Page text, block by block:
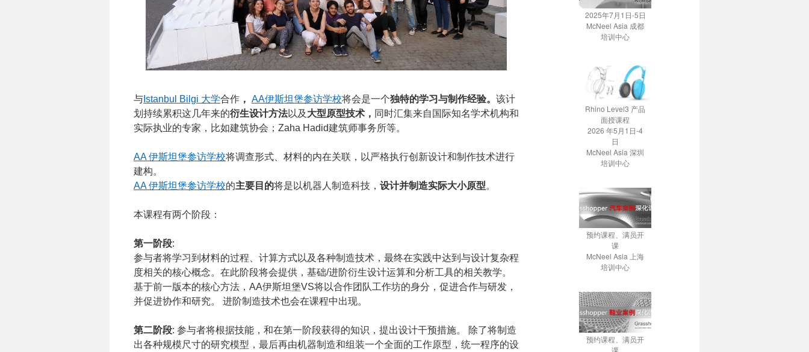
与 Istanbul Bilgi 大学合作 ， AA伊斯坦堡参访学校将会是一个独特的学习与制作经验。 该计
划持续累积这几年来的衍生设计方法以及 大型原型技术， 同时汇集来自国际知名学术机构和
实际执业的专家，比如建筑协会；Zaha Hadid建筑师事务所等。
AA 伊斯坦堡参访学校将调查形式、材料的内在关联，以严格执行创新设计和制作技术进行
建构。
AA 伊斯坦堡参访学校的主要目的将是以机器人制造科技， 设计并制造实际大小原型。
本课程有两个阶段：
第一阶段:
参与者将学习到材料的过程、计算方式以及各种制造技术，最终在实践中达到与设计复杂程
度相关的核心概念。在此阶段将会提供，基础/进阶衍生设计运算和分析工具的相关教学。
基于前一版本的核心方法，AA伊斯坦堡VS将以合作团队工作坊的身分，促进合作与研发，
并促进协作和研究。 进阶制造技术也会在课程中出现。
第二阶段: 参与者将根据技能，和在第一阶段获得的知识，提出设计干预措施。 除了将制造
出各种规模尺寸的研究模型，最后再由机器制造和组装一个全面的工作原型，统一程序的设
2025年7月1日-5日
McNeel Asia 成都
培训中心
Rhino Level3 产品
面授课程
2026 年5月1日-4
日
McNeel Asia 深圳
培训中心
预约课程、满员开
课
McNeel Asia 上海
培训中心
预约课程、满员开
课